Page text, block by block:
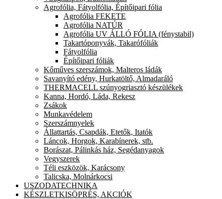
Agrofólia, Fátyolfólia, Építőipari fólia
Agrofólia FEKETE
Agrofólia NATÚR
Agrofólia UV ÁLLÓ FÓLIA (fénystabil)
Takartóponyvák, Takarófóliák
Fátyolfólia
Építőipari fóliák
Kőműves szerszámok, Malteros ládák
Savanyító edény, Hurkatöltő, Almadaráló
THERMACELL szúnyogriasztó készülékek
Kanna, Hordó, Láda, Rekesz
Zsákok
Munkavédelem
Szerszámnyelek
Állattartás, Csapdák, Etetők, Itatók
Láncok, Horgok, Karabínerek, stb.
Borászat, Pálinkás ház, Segédanyagok
Vegyszerek
Téli eszközök, Karácsony
Talicska, Molnárkocsi
USZODATECHNIKA
KÉSZLETKISÖPRÉS, AKCIÓK